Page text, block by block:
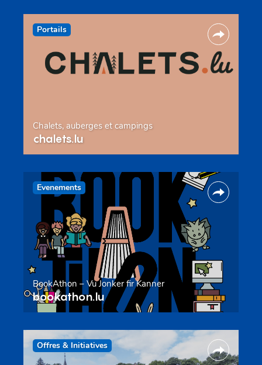
Portails
Chalets, auberges et campings
chalets.lu
Evenements
BookAthon – Vu Jonker fir Kanner
bookathon.lu
Offres & Initiatives